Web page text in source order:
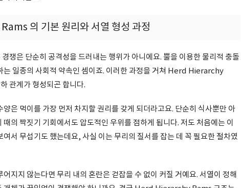
의 기본 원리와 서열 형성 과정
쟁은 단순히 공격성을 드러내는 행위가 아니에요. 뿔을 이용한 물리적 충돌
는 일종의 사회적 약속인 셈이죠. 이러한 과정을 거쳐 Herd Hierarchy
관계가 형성되곤 합니다.
양은 먹이를 가장 먼저 차지할 권리를 갖게 되더라고요. 단순히 식사뿐만 아
의 짝짓기 기회에서도 압도적인 우위를 점하게 됩니다. 저도 처음에는 이
여서 무섭기도 했는데요, 사실 이는 무리의 질서를 잡는 데 꼭 필요한 절차였
어지지 않는다면 무리 내의 혼란은 걷잡을 수 없이 커질 거예요. 서열이 정해